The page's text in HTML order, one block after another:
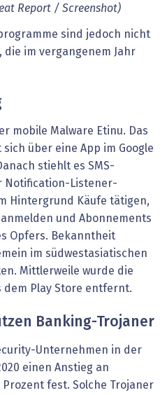
Report / Screenshot)
sind jedoch nicht
die im vergangenem Jahr
mobile Malware Etinu. Das
über eine App im Google
stiehlt es SMS-
Notification-Listener-
Hintergrund Käufe tätigen,
und Abonnements
Opfers. Bekanntheit
im südwestasiatischen
Mittlerweile wurde die
dem Play Store entfernt.
Banking-Trojaner
Unternehmen in der
einen Anstieg an
Prozent fest. Solche Trojaner